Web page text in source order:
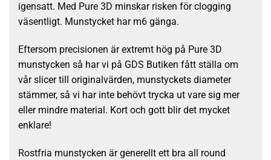
igensatt. Med Pure 3D minskar risken för clogging
väsentligt. Munstycket har m6 gänga.
Eftersom precisionen är extremt hög på Pure 3D
munstycken så har vi på GDS Butiken fått ställa om
vår slicer till originalvärden, munstyckets diameter
stämmer, så vi har inte behövt trycka ut vare sig mer
eller mindre material. Kort och gott blir det mycket
enklare!
Rostfria munstycken är generellt ett bra all round